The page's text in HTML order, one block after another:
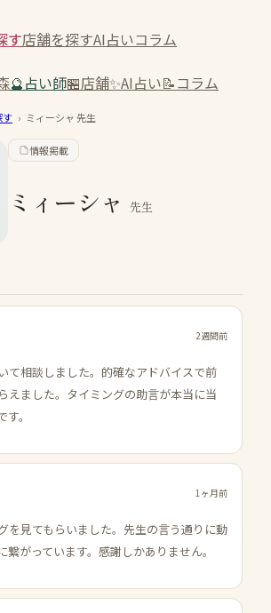
す店舗を探すAI占いコラム
🔮占い師🏪店舗✨AI占い📝コラム
す › ミィーシャ先生
情報掲載
ミィーシャ 先生
2週間前
て相談しました。的確なアドバイスで前
えました。タイミングの助言が本当に当
。
1ヶ月前
を見てもらいました。先生の言う通りに動
繋がっています。感謝しかありません。